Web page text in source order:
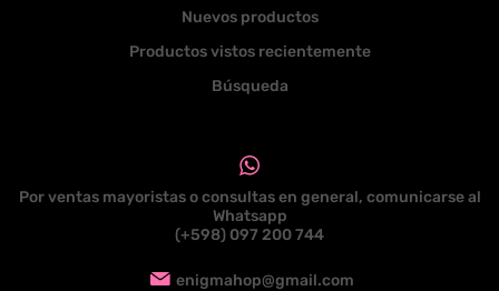
Nuevos productos
Productos vistos recientemente
Búsqueda
Por ventas mayoristas o consultas en general, comunicarse al
Whatsapp
(+598) 097 200 744
enigmahop@gmail.com